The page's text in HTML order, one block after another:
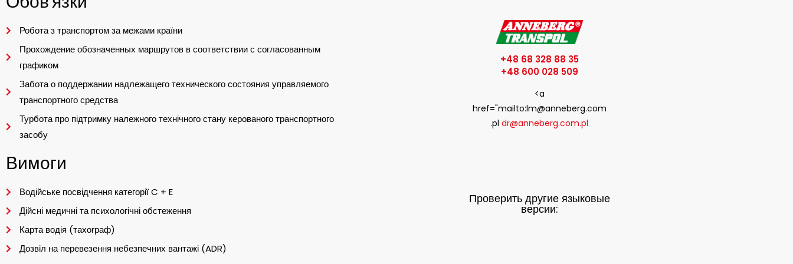
Робота з транспортом за межами країни
Прохождение обозначенных маршрутов в соответствии с согласованным
графиком
Забота о поддержании надлежащего технического состояния управляемого
транспортного средства
Турбота про підтримку належного технічного стану керованого транспортного
засобу
Вимоги
Водійське посвідчення категорії C + E
Дійсні медичні та психологічні обстеження
Карта водія (тахограф)
Дозвіл на перевезення небезпечних вантажі (ADR)
+48 68 328 88 35
+48 600 028 509
<a
href="mailto:lm@anneberg.com
.pldr@anneberg.com.pl
Проверить другие языковые
версии: